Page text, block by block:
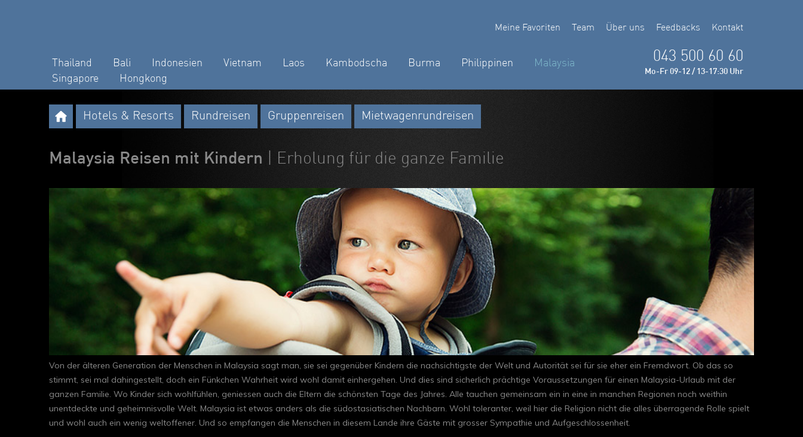
Thailand Bali Indonesien Vietnam Laos Kambodscha Burma Philippinen
Malaysia
Singapore
Hongkong
Meine Favoriten Team Über uns Feedbacks Kontakt
043 500 60 60
Mo-Fr 09-12 / 13-17:30 Uhr
Hotels & Resorts Rundreisen Gruppenreisen Mietwagenrundreisen
Malaysia Reisen mit Kindern | Erholung für die ganze Familie
Von der älteren Generation der Menschen in Malaysia sagt man, sie sei gegenüber Kindern die nachsichtigste der Welt und Autorität sei für sie eher ein Fremdwort. Ob das so
stimmt, sei mal dahingestellt, doch ein Fünkchen Wahrheit wird wohl damit einhergehen. Und dies sind sicherlich prächtige Voraussetzungen für einen Malaysia-Urlaub mit der
ganzen Familie. Wo Kinder sich wohlfühlen, geniessen auch die Eltern die schönsten Tage des Jahres. Alle tauchen gemeinsam ein in eine in manchen Regionen noch weithin
unentdeckte und geheimnisvolle Welt. Malaysia ist etwas anders als die südostasiatischen Nachbarn. Wohl toleranter, weil hier die Religion nicht die alles überragende Rolle spielt
und wohl auch ein wenig weltoffener. Und so empfangen die Menschen in diesem Lande ihre Gäste mit grosser Sympathie und Aufgeschlossenheit.